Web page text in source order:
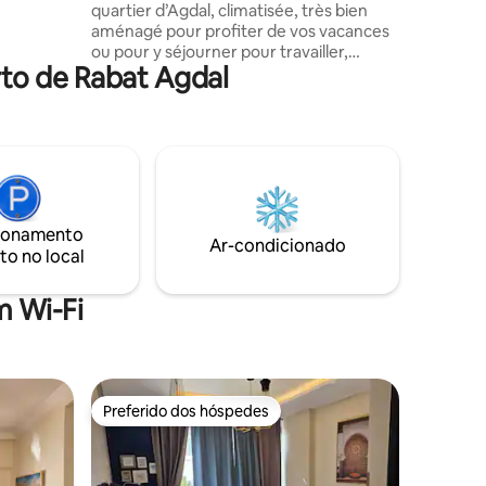
quartier d’Agdal, climatisée, très bien
aménagé pour profiter de vos vacances
ou pour y séjourner pour travailler,
ensoleillé et très bien aéré. Ce bijou
dispose de tout ce qui peut rendre votre
Carrefour ainsi que tout les franchises
pour vos shoppings).
de Rabat Agdal
no local
Ar-condicionado
Wi-Fi
Preferido dos hóspedes
Preferido dos hóspedes